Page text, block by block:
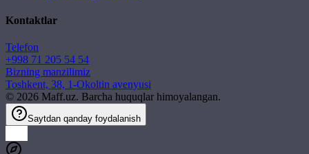
Kontaktlar
Telefon
+998 71 205 54 54
Bizning manzilimiz
Toshkent, 38, 1-Okoltin avenyusi
© 2026 Maff.uz. Barcha huquqlar himoyalangan.
Saytdan qanday foydalanish